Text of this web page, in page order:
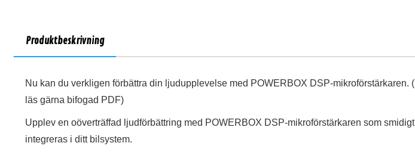
Produktbeskrivning
Nu kan du verkligen förbättra din ljudupplevelse med POWERBOX DSP-mikroförstärkaren. (
läs gärna bifogad PDF)
Upplev en oöverträffad ljudförbättring med POWERBOX DSP-mikroförstärkaren som smidigt
integreras i ditt bilsystem.